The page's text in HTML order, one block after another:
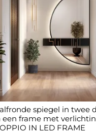
spiegel in twee
een frame met
IN LED FRAME